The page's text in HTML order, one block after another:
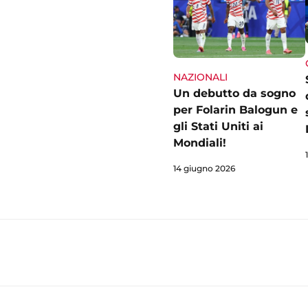
NAZIONALI
Un debutto da sogno
per Folarin Balogun e
gli Stati Uniti ai
Mondiali!
14 giugno 2026